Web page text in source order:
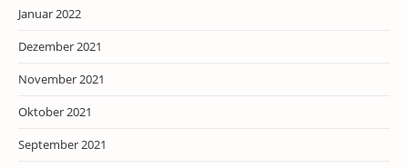
Januar 2022
Dezember 2021
November 2021
Oktober 2021
September 2021